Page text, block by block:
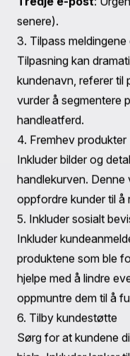
For å maksimere
forlatte handlekurver,
praksiser. Her er noen
1. Timingen er alt
Send e-postene dine
Forskning indikerer at
timen etter forlatelse
mot å sende din
handlekurven er
2. Bruk en serie e-
I stedet for å stole på
en serie påminnelser.
Første e-post: En
timer).
Andre e-post: Et
senere).
Tredje e-post:
senere).